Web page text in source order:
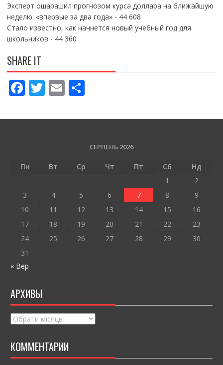
Эксперт ошарашил прогнозом курса доллара на ближайшую
неделю: «впервые за два года»- 44 608
Стало известно, как начнется новый учебный год для
школьников - 44 360
SHARE IT
F
e
o
T
itt
E
ai
П
ді
и
т
СЕРПЕНЬ 2026
Пн Вт Ср Чт Пт Сб
Нд
1
2
3
4 5 6 7 8
9
10
11 12 13 14 15
16
17
18 19 20 21 22
23
24
25 26 27 28 29
30
31
« Вер
АРХИВЫ
Архивы
КОММЕНТАРИИ